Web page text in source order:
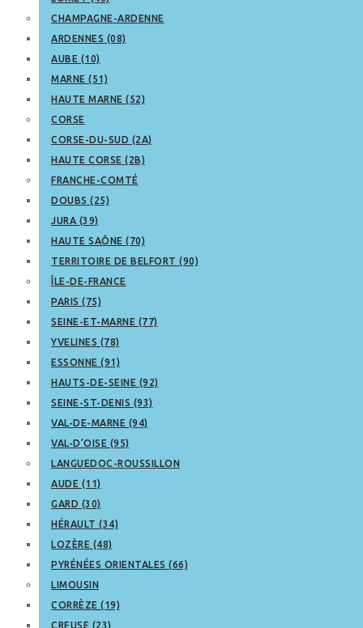
CHAMPAGNE-ARDENNE
ARDENNES (08)
AUBE (10)
MARNE (51)
HAUTE MARNE (52)
CORSE
CORSE-DU-SUD (2A)
HAUTE CORSE (2B)
FRANCHE-COMTÉ
DOUBS (25)
JURA (39)
HAUTE SAÔNE (70)
TERRITOIRE DE BELFORT (90)
ÎLE-DE-FRANCE
PARIS (75)
SEINE-ET-MARNE (77)
YVELINES (78)
ESSONNE (91)
HAUTS-DE-SEINE (92)
SEINE-ST-DENIS (93)
VAL-DE-MARNE (94)
VAL-D’OISE (95)
LANGUEDOC-ROUSSILLON
AUDE (11)
GARD (30)
HÉRAULT (34)
LOZÈRE (48)
PYRÉNÉES ORIENTALES (66)
LIMOUSIN
CORRÈZE (19)
CREUSE (23)